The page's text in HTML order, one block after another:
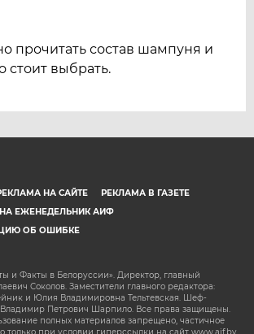
прочитать состав шампуня и
стоит выбрать.
НА САЙТЕ
РЕКЛАМА В ГАЗЕТЕ
ЕЖЕНЕДЕЛЬНИК АИФ
ОБ ОШИБКЕ
и Факты в Белоруссии». Директор, главный
Соколов. Заместители главного редактора:
и Юлия Владимировна Тельтевская. Шеф-
Владимир Петрович Шарпило. Все права защищены.
полных материалов запрещено, частичное